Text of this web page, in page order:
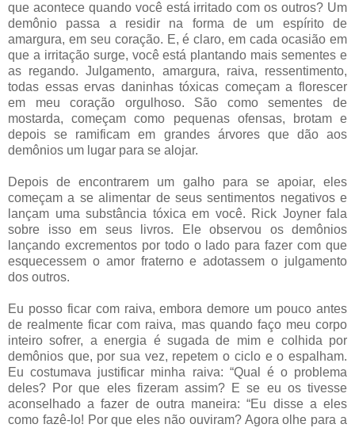
que acontece quando você está irritado com os outros? Um
demônio passa a residir na forma de um espírito de
amargura, em seu coração. E, é claro, em cada ocasião em
que a irritação surge, você está plantando mais sementes e
as regando. Julgamento, amargura, raiva, ressentimento,
todas essas ervas daninhas tóxicas começam a florescer
em meu coração orgulhoso. São como sementes de
mostarda, começam como pequenas ofensas, brotam e
depois se ramificam em grandes árvores que dão aos
demônios um lugar para se alojar.
Depois de encontrarem um galho para se apoiar, eles
começam a se alimentar de seus sentimentos negativos e
lançam uma substância tóxica em você. Rick Joyner fala
sobre isso em seus livros. Ele observou os demônios
lançando excrementos por todo o lado para fazer com que
esquecessem o amor fraterno e adotassem o julgamento
dos outros.
Eu posso ficar com raiva, embora demore um pouco antes
de realmente ficar com raiva, mas quando faço meu corpo
inteiro sofrer, a energia é sugada de mim e colhida por
demônios que, por sua vez, repetem o ciclo e o espalham.
Eu costumava justificar minha raiva: “Qual é o problema
deles? Por que eles fizeram assim? E se eu os tivesse
aconselhado a fazer de outra maneira: “Eu disse a eles
como fazê-lo! Por que eles não ouviram? Agora olhe para a